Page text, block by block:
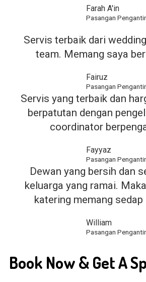
Farah A'in
Pasangan
Servis terbaik dari
team. Memang saya
Fairuz
Pasangan
Servis yang terbaik dan
berpatutan dengan
coordinator
Fayyaz
Pasangan
Dewan yang bersih dan
keluarga yang ramai.
katering memang sedap
William
Pasangan
Book Now & Get A